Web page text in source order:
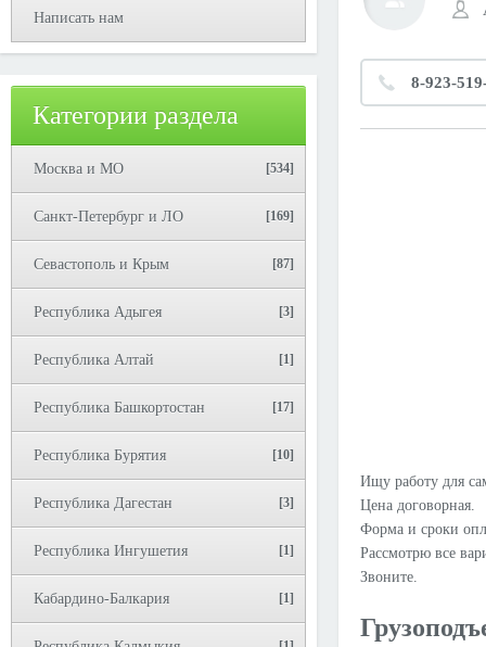
Написать нам
Категории раздела
Москва и МО [534]
Санкт-Петербург и ЛО [169]
Севастополь и Крым [87]
Республика Адыгея [3]
Республика Алтай [1]
Республика Башкортостан [17]
Республика Бурятия [10]
Республика Дагестан [3]
Республика Ингушетия [1]
Кабардино-Балкария [1]
8-923-
Ищу работу для
Цена договорная.
Форма и сроки
Рассмотрю все
Звоните.